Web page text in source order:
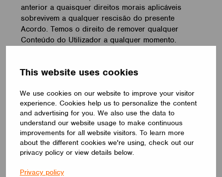
This website uses cookies
We use cookies on our website to improve your visitor
experience. Cookies help us to personalize the content
and advertising for you. We also use the data to
understand our website usage to make continuous
improvements for all website visitors. To learn more
about the different cookies we're using, check out our
privacy policy or view details below.
Privacy policy
anterior a quaisquer direitos morais aplicáveis
sobrevivem a qualquer rescisão do presente
Acordo. Temos o direito de remover qualquer
Conteúdo do Utilizador a qualquer momento.
dados pessoais, em relação ao seu registo e
detalhes de contacto e dados de identificação.
Tratamos os dados pessoais de acordo com a
nossa Política de Privacidade em vigor
ocasionalmente,disponível no nosso site.
O Utilizador reconhece e concorda que a recolha e
geração de dados anónimos e estatísticos em
relação à utilização da Aplicação Casambi, dos